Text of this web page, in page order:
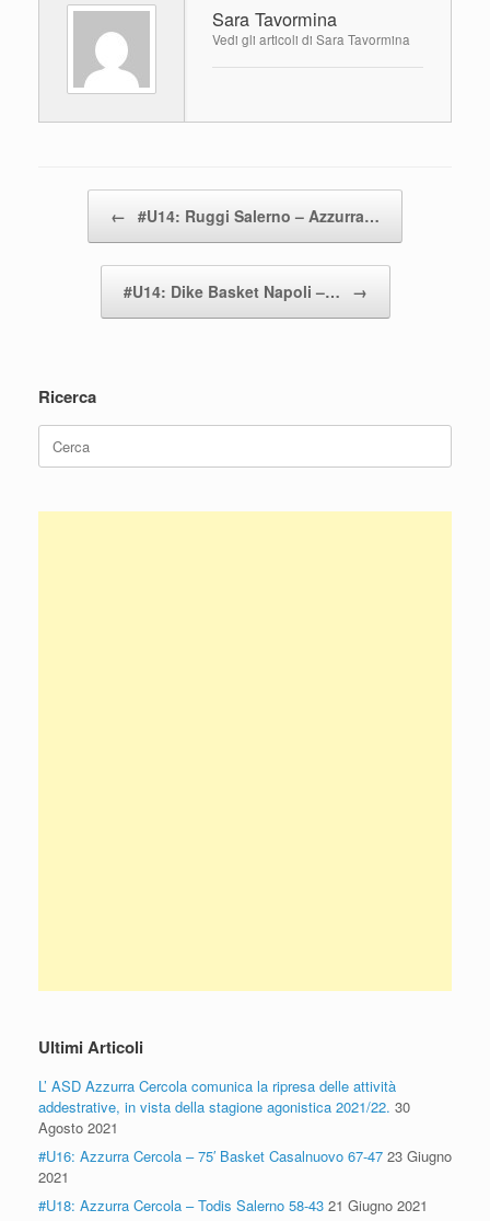
b
o
o
k
vi
di
Sara Tavormina
Vedi gli articoli di Sara Tavormina
← #U14: Ruggi Salerno – Azzurra…
#U14: Dike Basket Napoli –… →
Ricerca
Ricerca
per:
Ultimi Articoli
L’ ASD Azzurra Cercola comunica la ripresa delle attività
addestrative, in vista della stagione agonistica 2021/22. 30
Agosto 2021
#U16: Azzurra Cercola – 75′ Basket Casalnuovo 67-47 23 Giugno
2021
#U18: Azzurra Cercola – Todis Salerno 58-43 21 Giugno 2021